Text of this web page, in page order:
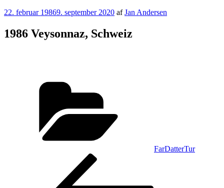
Udgivet
22. februar 19869. september 2020 afJan Andersen
1986 Veysonnaz, Schweiz
FarDatterTur
Indlægsnavigation